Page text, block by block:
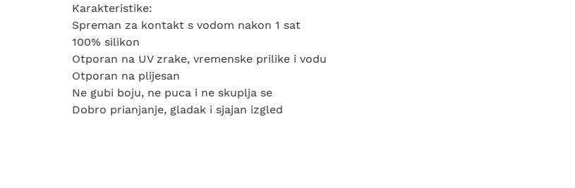
Karakteristike:
Spreman za kontakt s vodom nakon 1 sat
100% silikon
Otporan na UV zrake, vremenske prilike i vodu
Otporan na plijesan
Ne gubi boju, ne puca i ne skuplja se
Dobro prianjanje, gladak i sjajan izgled